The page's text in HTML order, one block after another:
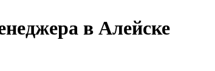
в Алейске